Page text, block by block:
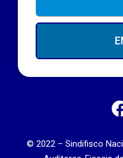
© 2022 – Sindifisco